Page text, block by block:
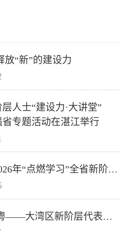
放“新”的建设力
人士“建设力·大讲堂”
专题活动在湛江举行
省委统战部举办2026年“点燃学习”全省新阶层代表人士理论研修班
寻美广东·点赞南粤——大湾区新阶层代表人士艺术赋能“百千万工程”